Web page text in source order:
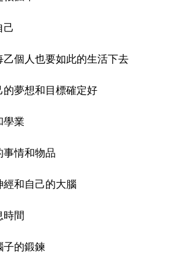
己
乙個人也要如此的生活下去
夢想和目標確定好
學業
事情和物品
和自己的大腦
時間
子的鍛鍊